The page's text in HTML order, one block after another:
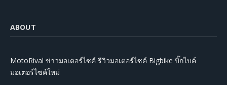
ABOUT
MotoRival ข่าวมอเตอร์ไซค์ รีวิวมอเตอร์ไซค์ Bigbike บิ๊กไบค์
มอเตอร์ไซค์ใหม่